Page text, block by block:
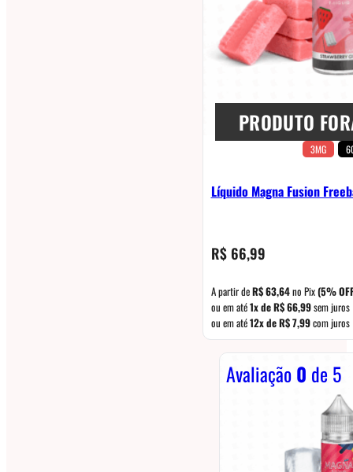
PRODUTO
3MG
Líquido Magna Fusion
R$66,99
A partir deR$63,64no Pix(5%
ou em até1x deR$66,99sem juros
ou em até12x deR$7,99com juros
Avaliação0 de 5